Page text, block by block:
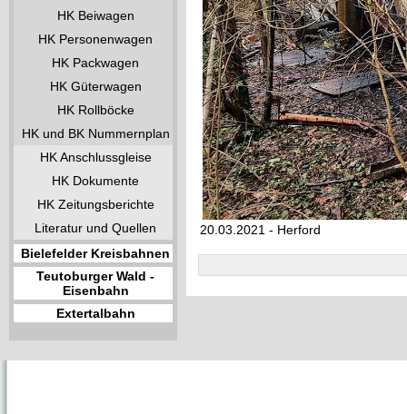
HK Beiwagen
HK Personenwagen
HK Packwagen
HK Güterwagen
HK Rollböcke
HK und BK Nummernplan
HK Anschlussgleise
HK Dokumente
HK Zeitungsberichte
Literatur und Quellen
Bielefelder Kreisbahnen
Teutoburger Wald -
Eisenbahn
Extertalbahn
20.03.2021 - Herford